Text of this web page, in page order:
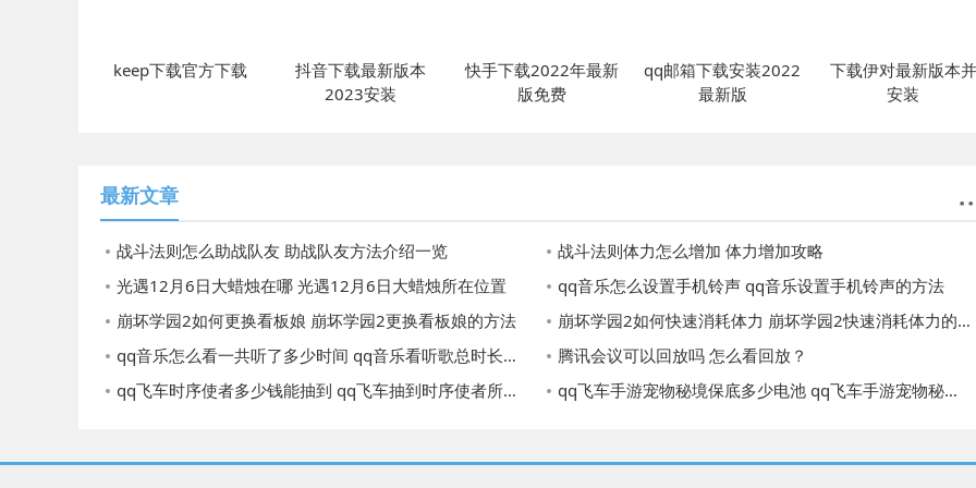
keep下载官方下载
抖音下载最新版本
2023安装
快手下载2022年最新
版免费
qq邮箱下载安装2022
最新版
下载伊对最新版本并
安装
最新文章
战斗法则怎么助战队友 助战队友方法介绍一览
战斗法则体力怎么增加 体力增加攻略
光遇12月6日大蜡烛在哪 光遇12月6日大蜡烛所在位置
qq音乐怎么设置手机铃声 qq音乐设置手机铃声的方法
崩坏学园2如何更换看板娘 崩坏学园2更换看板娘的方法
崩坏学园2如何快速消耗体力 崩坏学园2快速消耗体力的方法
qq音乐怎么看一共听了多少时间 qq音乐看听歌总时长的方法
腾讯会议可以回放吗 怎么看回放？
qq飞车时序使者多少钱能抽到 qq飞车抽到时序使者所需的花费
qq飞车手游宠物秘境保底多少电池 qq飞车手游宠物秘境保底电池数量